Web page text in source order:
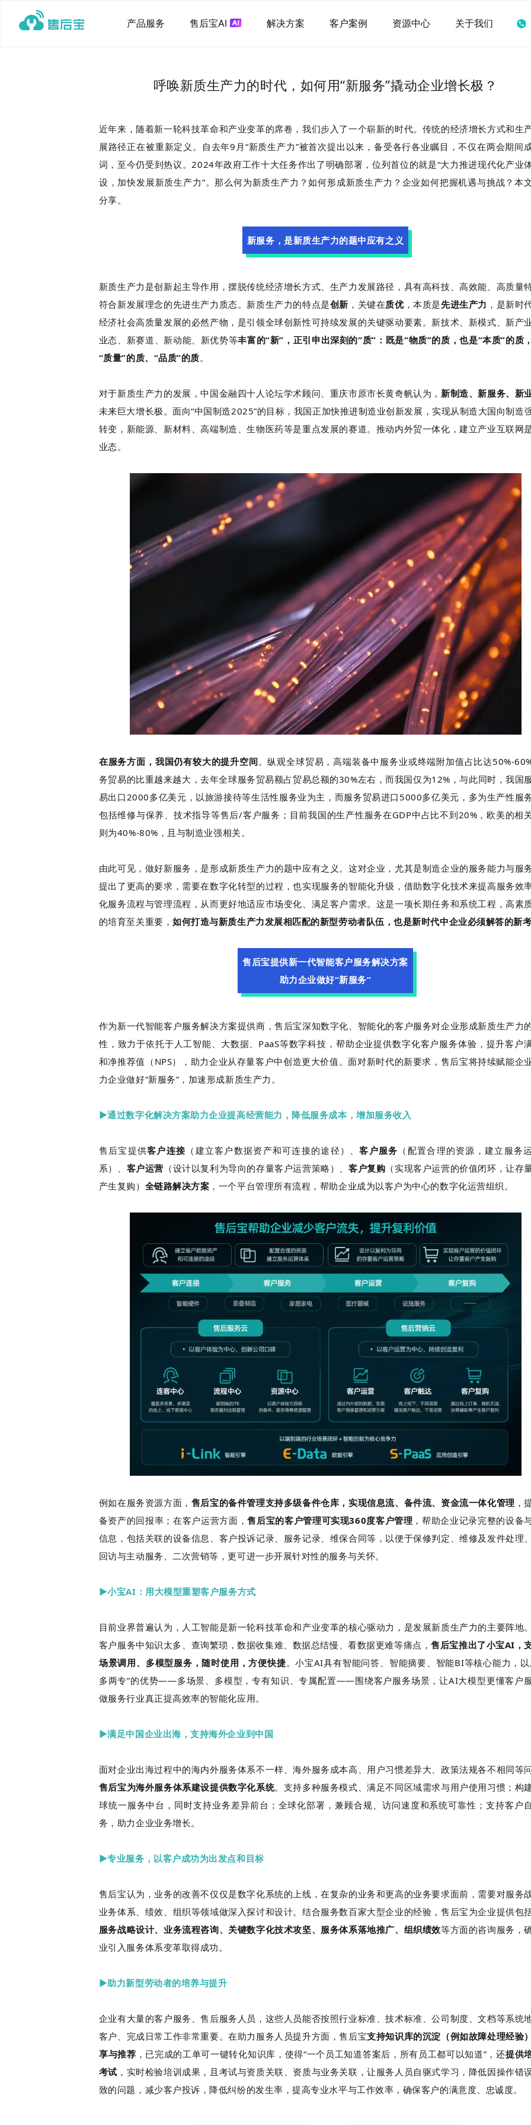
产品服务 售后宝AI 解决方案 客户案例 资源中心 关于我们
呼唤新质生产力的时代，如何用“新服务”撬动企业增长极？
近年来，随着新一轮科技革命和产业变革的席卷，我们步入了一个崭新的时代。传统的经济增长方式和生
展路径正在被重新定义。自去年9月“新质生产力”被首次提出以来，备受各行各业瞩目，不仅在两会期间
词，至今仍受到热议。2024年政府工作十大任务作出了明确部署，位列首位的就是“大力推进现代化产业
设，加快发展新质生产力”。那么何为新质生产力？如何形成新质生产力？企业如何把握机遇与挑战？本
分享。
新服务，是新质生产力的题中应有之义
新质生产力是创新起主导作用，摆脱传统经济增长方式、生产力发展路径，具有高科技、高效能、高质量
符合新发展理念的先进生产力质态。新质生产力的特点是创新 ，关键在质优，本质是先进生产力 ，是新时
经济社会高质量发展的必然产物，是引领全球创新性可持续发展的关键驱动要素。新技术、新模式、新产
业态、新赛道、新动能、新优势等丰富的“新”，正引申出深刻的“质”：既是“物质”的质，也是“本质”的质
“质量”的质、“品质”的质。
对于新质生产力的发展，中国金融四十人论坛学术顾问、重庆市原市长黄奇帆认为，新制造、新服务、新
未来巨大增长极。面向“中国制造2025”的目标，我国正加快推进制造业创新发展，实现从制造大国向制造
转变，新能源、新材料、高端制造、生物医药等是重点发展的赛道。推动内外贸一体化，建立产业互联网
业态。
在服务方面，我国仍有较大的提升空间。纵观全球贸易，高端装备中服务业或终端附加值占比达50%-
务贸易的比重越来越大，去年全球服务贸易额占贸易总额的30%左右，而我国仅为12%，与此同时，我国
易出口2000多亿美元，以旅游接待等生活性服务业为主，而服务贸易进口5000多亿美元，多为生产性服
包括维修与保养、技术指导等售后/客户服务；目前我国的生产性服务在GDP中占比不到20%，欧美的相
则为40%-80%，且与制造业强相关。
由此可见，做好新服务，是形成新质生产力的题中应有之义。这对企业，尤其是制造企业的服务能力与服
提出了更高的要求，需要在数字化转型的过程，也实现服务的智能化升级，借助数字化技术来提高服务效
化服务流程与管理流程，从而更好地适应市场变化、满足客户需求。这是一项长期任务和系统工程，高素
的培育至关重要，如何打造与新质生产力发展相匹配的新型劳动者队伍，也是新时代中企业必须解答的新
售后宝提供新一代智能客户服务解决方案
助力企业做好“新服务”
作为新一代智能客户服务解决方案提供商，售后宝深知数字化、智能化的客户服务对企业形成新质生产力
性，致力于依托于人工智能、大数据、PaaS等数字科技，帮助企业提供数字化客户服务体验，提升客户
和净推荐值（NPS），助力企业从存量客户中创造更大价值。面对新时代的新要求，售后宝将持续赋能企
力企业做好“新服务”，加速形成新质生产力。
▶通过数字化解决方案助力企业提高经营能力，降低服务成本，增加服务收入
售后宝提供客户连接 （建立客户数据资产和可连接的途径）、客户服务 （配置合理的资源，建立服务
系）、 客户运营 （设计以复利为导向的存量客户运营策略）、客户复购 （实现客户运营的价值闭环，让存
产生复购） 全链路解决方案 ，一个平台管理所有流程，帮助企业成为以客户为中心的数字化运营组织。
例如在服务资源方面， 售后宝的备件管理支持多级备件仓库，实现信息流、备件流、资金流一体化管理 ，
备资产的回报率；在客户运营方面，售后宝的客户管理可实现360度客户管理 ，帮助企业记录完整的设备
信息，包括关联的设备信息、客户投诉记录、服务记录、维保合同等，以便于保修判定、维修及发件处理
回访与主动服务、二次营销等，更可进一步开展针对性的服务与关怀。
▶小宝AI：用大模型重塑客户服务方式
目前业界普遍认为，人工智能是新一轮科技革命和产业变革的核心驱动力，是发展新质生产力的主要阵地
客户服务中知识太多、查询繁琐，数据收集难、数据总结慢、看数据更难等痛点，售后宝推出了小宝AI ，
场景调用、多模型服务，随时使用，方便快捷。小宝AI具有智能问答、智能摘要、智能BI等核心能力，以
多两专”的优势——多场景、多模型，专有知识、专属配置——围绕客户服务场景，让AI大模型更懂客户
做服务行业真正提高效率的智能化应用。
▶满足中国企业出海，支持海外企业到中国
面对企业出海过程中的海内外服务体系不一样、海外服务成本高、用户习惯差异大、政策法规各不相同等
售后宝为海外服务体系建设提供数字化系统。支持多种服务模式、满足不同区域需求与用户使用习惯；构
球统一服务中台，同时支持业务差异前台；全球化部署，兼顾合规、访问速度和系统可靠性；支持客户
务，助力企业业务增长。
▶专业服务，以客户成功为出发点和目标
售后宝认为，业务的改善不仅仅是数字化系统的上线，在复杂的业务和更高的业务要求面前，需要对服务战
业务体系、绩效、组织等领域做深入探讨和设计。结合服务数百家大型企业的经验，售后宝为企业提供包
服务战略设计、业务流程咨询、关键数字化技术攻坚、服务体系落地推广、组织绩效等方面的咨询服务，
业引入服务体系变革取得成功。
▶助力新型劳动者的培养与提升
企业有大量的客户服务、售后服务人员，这些人员能否按照行业标准、技术标准、公司制度、文档等系统
客户、完成日常工作非常重要。在助力服务人员提升方面，售后宝支持知识库的沉淀（例如故障处理经验
享与推荐 ，已完成的工单可一键转化知识库，使得“一个员工知道答案后，所有员工都可以知道”，还提供
考试 ，实时检验培训成果，且考试与资质关联、资质与业务关联，让服务人员自驱式学习，降低因操作错
致的问题，减少客户投诉，降低纠纷的发生率，提高专业水平与工作效率，确保客户的满意度、忠诚度。